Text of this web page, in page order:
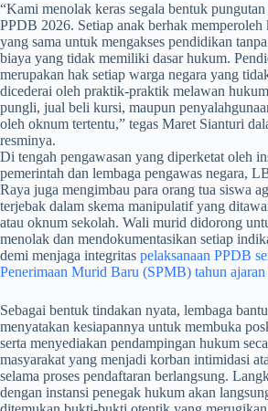
​“Kami menolak keras segala bentuk
PPDB 2026. Setiap anak berhak memperoleh
yang sama untuk mengakses pendidikan
biaya yang tidak memiliki dasar hukum.
merupakan hak setiap warga negara yang
dicederai oleh praktik-praktik melawan
pungli, jual beli kursi, maupun
oleh oknum tertentu,” tegas Maret Sianturi
resminya.
Di tengah pengawasan yang diperketat oleh
pemerintah dan lembaga pengawas negara,
Raya juga mengimbau para orang tua siswa
terjebak dalam skema manipulatif yang
atau oknum sekolah. Wali murid didorong
menolak dan mendokumentasikan setiap
demi menjaga integritas pelaksanaan PPDB
Penerimaan Murid Baru (SPMB) tahun
​Sebagai bentuk tindakan nyata, lembaga
menyatakan kesiapannya untuk membuka
serta menyediakan pendampingan hukum
masyarakat yang menjadi korban intimidasi
selama proses pendaftaran berlangsung.
dengan instansi penegak hukum akan